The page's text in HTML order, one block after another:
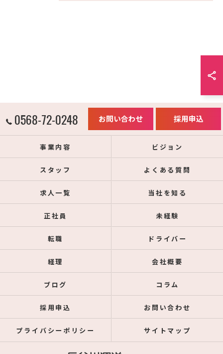
0568-72-0248 お問い合わせ 採用申込
事業内容 ビジョン
スタッフ よくある質問
求人一覧 当社を知る
正社員 未経験
転職 ドライバー
経理 会社概要
ブログ コラム
採用申込 お問い合わせ
プライバシーポリシー サイトマップ